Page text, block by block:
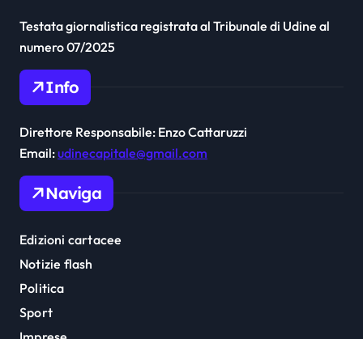
Testata giornalistica registrata al Tribunale di Udine al
numero 07/2025
Info
Direttore Responsabile: Enzo Cattaruzzi
Email:udinecapitale@gmail.com
Naviga
Edizioni cartacee
Notizie flash
Politica
Sport